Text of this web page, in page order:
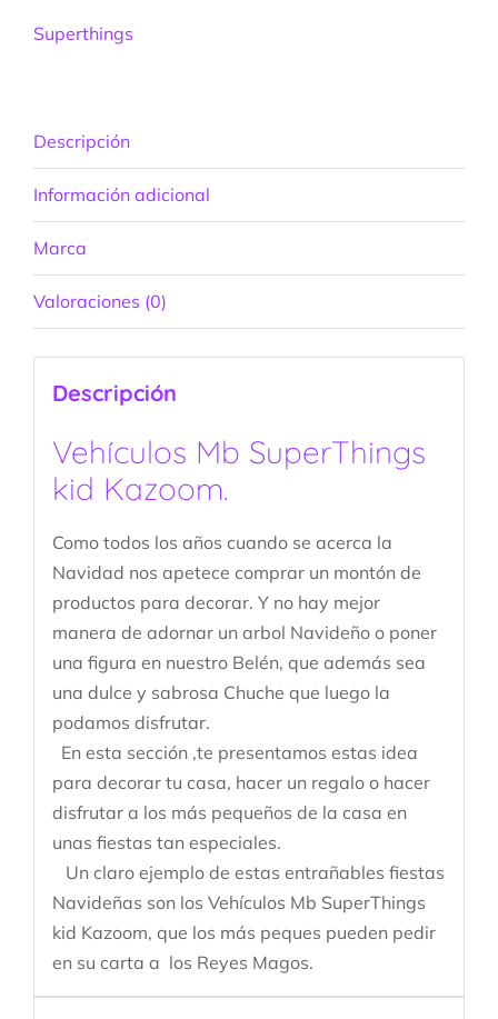
Superthings
Descripción
Información adicional
Marca
Valoraciones (0)
Descripción
Vehículos Mb SuperThings
kid Kazoom.
Como todos los años cuando se acerca la
Navidad nos apetece comprar un montón de
productos para decorar. Y no hay mejor
manera de adornar un arbol Navideño o poner
una figura en nuestro Belén, que además sea
una dulce y sabrosa Chuche que luego la
podamos disfrutar.
En esta sección ,te presentamos estas idea
para decorar tu casa, hacer un regalo o hacer
disfrutar a los más pequeños de la casa en
unas fiestas tan especiales.
Un claro ejemplo de estas entrañables fiestas
Navideñas son los Vehículos Mb SuperThings
kid Kazoom, que los más peques pueden pedir
en su carta a los Reyes Magos.